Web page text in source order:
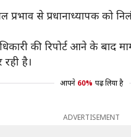
से प्रधानाध्यापक को
की रिपोर्ट आने के बाद
है।
आपने 60% पढ़ लिया है
ADVERTISEMENT